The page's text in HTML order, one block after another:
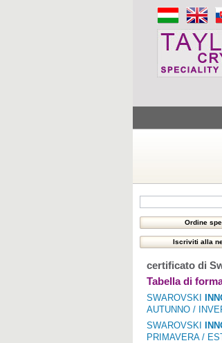
certificato di
Tabella di
SWAROVSKI
AUTUNNO /
SWAROVSKI
PRIMAVERA /